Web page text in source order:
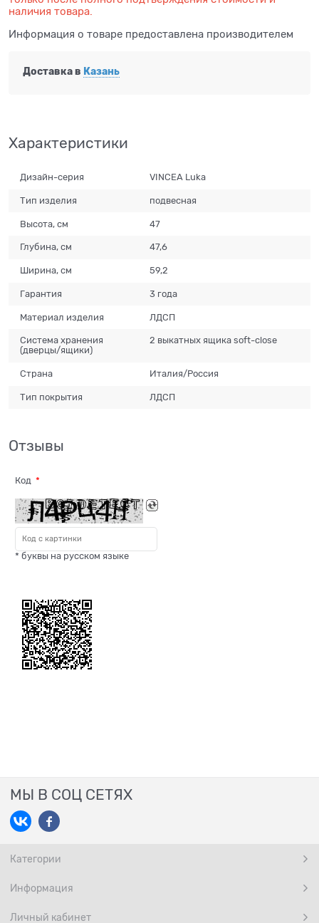
наличия товара.
Информация о товаре предоставлена производителем
Доставка в Казань
Характеристики
Дизайн-серия VINCEA Luka
Тип изделия подвесная
Высота, см 47
Глубина, см 47,6
Ширина, см 59,2
Гарантия 3 года
Материал изделия ЛДСП
Система хранения
(дверцы/ящики)
2 выкатных ящика soft-close
Страна Италия/Россия
Тип покрытия ЛДСП
Отзывы
Код
* буквы на русском языке
МЫ В СОЦ СЕТЯХ
Категории
Информация
Личный кабинет